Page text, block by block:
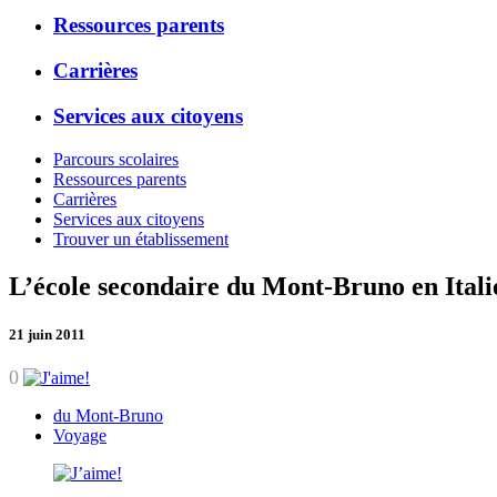
Ressources parents
Carrières
Services aux citoyens
Parcours scolaires
Ressources parents
Carrières
Services aux citoyens
Trouver un établissement
L’école secondaire du Mont-Bruno en
21 juin 2011
0
du Mont-Bruno
Voyage